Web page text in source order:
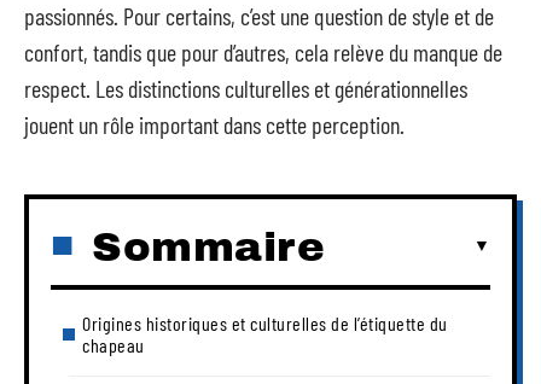
passionnés. Pour certains, c’est une question de style et de
confort, tandis que pour d’autres, cela relève du manque de
respect. Les distinctions culturelles et générationnelles
jouent un rôle important dans cette perception.
Sommaire
Origines historiques et culturelles de l’étiquette du
chapeau